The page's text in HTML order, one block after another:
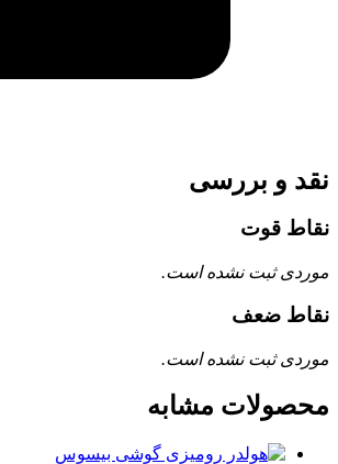
نقد و بررسی
نقاط قوت
موردی ثبت نشده است.
نقاط ضعف
موردی ثبت نشده است.
محصولات مشابه